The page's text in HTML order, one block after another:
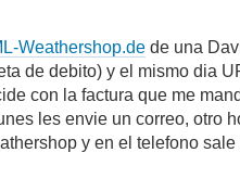
Weathershop.de de una
de debito) y el mismo dia
con la factura que me
les envie un correo, otro
y en el telefono